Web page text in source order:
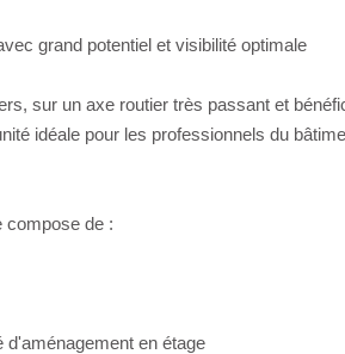
grand potentiel et visibilité optimale
sur un axe routier très passant et
idéale pour les professionnels du
compose de :
d'aménagement en étage